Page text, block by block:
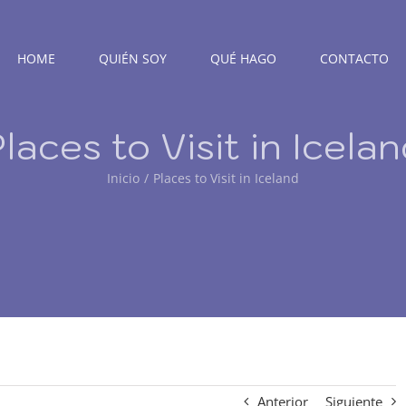
HOME QUIÉN SOY QUÉ HAGO CONTACTO
to Visit in
Inicio Places to Visit in Iceland
Anterior Siguiente